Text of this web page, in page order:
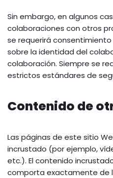
Sin embargo, en algunos
colaboraciones con otros
se requerirá
sobre la identidad del
colaboración. Siempre se
estrictos estándares de
Contenido de
Las páginas de este sitio
incrustado (por ejemplo,
etc.). El contenido
comporta exactamente de